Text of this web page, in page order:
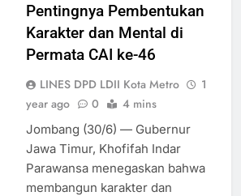
Pentingnya Pembentukan
Karakter dan Mental di
Permata CAI ke-46
LINES DPD LDII Kota Metro
1
year ago
0 4 mins
Jombang (30/6) — Gubernur
Jawa Timur, Khofifah Indar
Parawansa menegaskan bahwa
membangun karakter dan